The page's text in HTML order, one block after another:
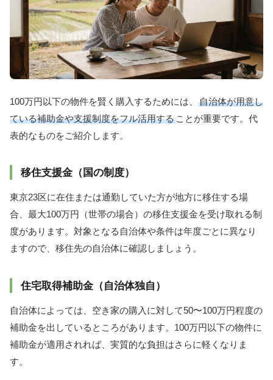
100万円以下の物件を賢く購入するためには、
自治体が用意し
ている補助金や支援制度をフル活用する ことが重要です。代
表的なものをご紹介します。
移住支援金（国の制度）
東京23区に在住または通勤していた方が地方に移住する場
合、最大100万円（世帯の場合）の移住支援金を受け取れる制
度があります。対象となる自治体や条件は年度ごとに異なり
ますので、移住先の自治体に確認しましょう。
住宅取得補助金（自治体独自）
自治体によっては、空き家の購入に対して50〜100万円程度の
補助金を出しているところがあります。100万円以下の物件に
補助金が適用されれば、実質的な負担はさらに軽くなりま
す。